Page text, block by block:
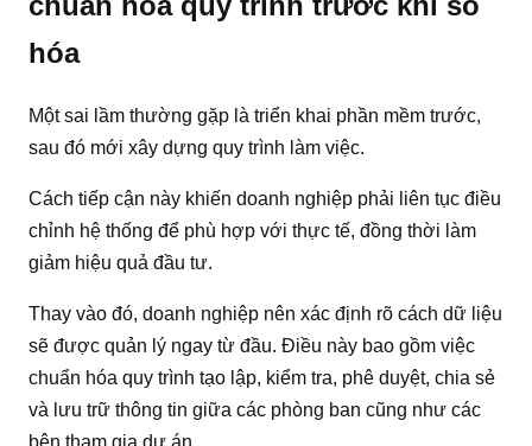
hóa
Một sai lầm thường gặp là triển khai phần mềm trước,
sau đó mới xây dựng quy trình làm việc.
Cách tiếp cận này khiến doanh nghiệp phải liên tục điều
chỉnh hệ thống để phù hợp với thực tế, đồng thời làm
giảm hiệu quả đầu tư.
Thay vào đó, doanh nghiệp nên xác định rõ cách dữ liệu
sẽ được quản lý ngay từ đầu. Điều này bao gồm việc
chuẩn hóa quy trình tạo lập, kiểm tra, phê duyệt, chia sẻ
và lưu trữ thông tin giữa các phòng ban cũng như các